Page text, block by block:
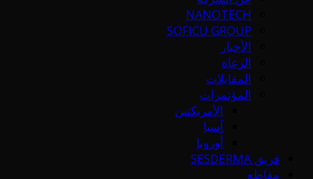
NANOTECH
SOFICU GROUP
الأخبار
الرعاة
المقابلات
المؤتمرات
الأمريكتين
آسيا
أوروبا
فريق SESDERMA
مقاطع